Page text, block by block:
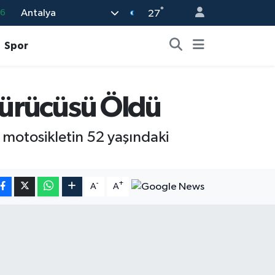
Antalya 27°
Spor
Öldü
52 yaşındaki
A- A+